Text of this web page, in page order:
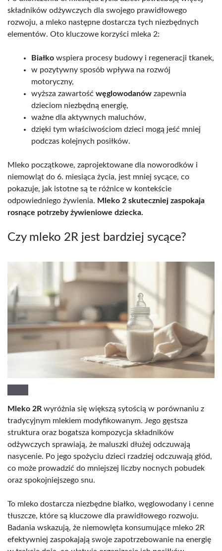
składników odżywczych dla swojego prawidłowego
rozwoju, a mleko następne dostarcza tych niezbędnych
elementów. Oto kluczowe korzyści mleka 2:
Białko wspiera procesy budowy i regeneracji tkanek,
w pozytywny sposób wpływa na rozwój
motoryczny,
wyższa zawartość węglowodanów zapewnia
dzieciom niezbędną energię,
ważne dla aktywnych maluchów,
dzięki tym właściwościom dzieci mogą jeść mniej
podczas kolejnych posiłków.
Mleko początkowe, zaprojektowane dla noworodków i
niemowląt do 6. miesiąca życia, jest mniej sycące, co
pokazuje, jak istotne są te różnice w kontekście
odpowiedniego żywienia. Mleko 2 skuteczniej zaspokaja
rosnące potrzeby żywieniowe dziecka.
Czy mleko 2R jest bardziej sycące?
Mleko 2R wyróżnia się większą sytością w porównaniu z
tradycyjnym mlekiem modyfikowanym. Jego gęstsza
struktura oraz bogatsza kompozycja składników
odżywczych sprawiają, że maluszki dłużej odczuwają
nasycenie. Po jego spożyciu dzieci rzadziej odczuwają głód,
co może prowadzić do mniejszej liczby nocnych pobudek
oraz spokojniejszego snu.
To mleko dostarcza niezbędne białko, węglowodany i cenne
tłuszcze, które są kluczowe dla prawidłowego rozwoju.
Badania wskazują, że niemowlęta konsumujące mleko 2R
efektywniej zaspokajają swoje zapotrzebowanie na energię